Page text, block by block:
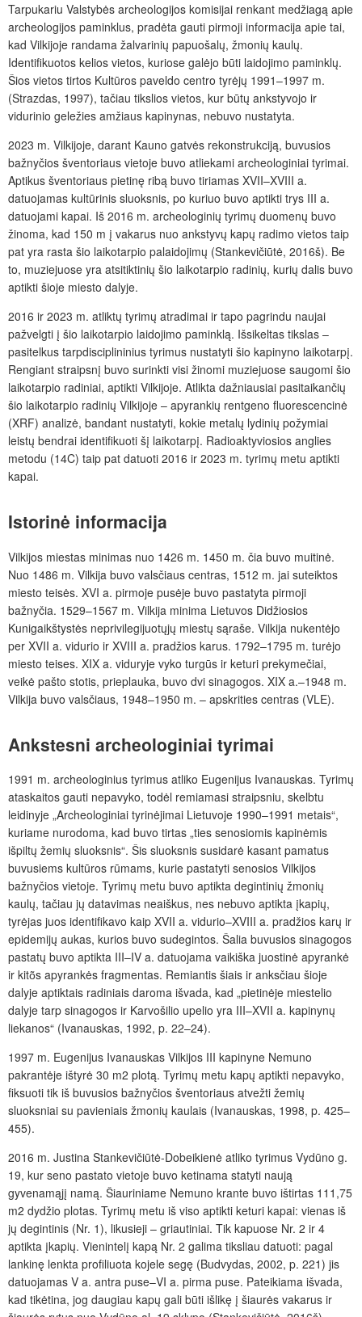
Tarpukariu Valstybės archeologijos komisijai renkant medžiagą apie
archeologijos paminklus, pradėta gauti pirmoji informacija apie tai,
kad Vilkijoje randama žalvarinių papuošalų, žmonių kaulų.
Identifikuotos kelios vietos, kuriose galėjo būti laidojimo paminklų.
Šios vietos tirtos Kultūros paveldo centro tyrėjų 1991–1997 m.
(Strazdas, 1997), tačiau tikslios vietos, kur būtų ankstyvojo ir
vidurinio geležies amžiaus kapinynas, nebuvo nustatyta.
2023 m. Vilkijoje, darant Kauno gatvės rekonstrukciją, buvusios
bažnyčios šventoriaus vietoje buvo atliekami archeologiniai tyrimai.
Aptikus šventoriaus pietinę ribą buvo tiriamas XVII–XVIII a.
datuojamas kultūrinis sluoksnis, po kuriuo buvo aptikti trys III a.
datuojami kapai. Iš 2016 m. archeologinių tyrimų duomenų buvo
žinoma, kad 150 m į vakarus nuo ankstyvų kapų radimo vietos taip
pat yra rasta šio laikotarpio palaidojimų (Stankevičiūtė, 2016š). Be
to, muziejuose yra atsitiktinių šio laikotarpio radinių, kurių dalis buvo
aptikti šioje miesto dalyje.
2016 ir 2023 m. atliktų tyrimų atradimai ir tapo pagrindu naujai
pažvelgti į šio laikotarpio laidojimo paminklą. Išsikeltas tikslas –
pasitelkus tarpdisciplininius tyrimus nustatyti šio kapinyno laikotarpį.
Rengiant straipsnį buvo surinkti visi žinomi muziejuose saugomi šio
laikotarpio radiniai, aptikti Vilkijoje. Atlikta dažniausiai pasitaikančių
šio laikotarpio radinių Vilkijoje – apyrankių rentgeno fluorescencinė
(XRF) analizė, bandant nustatyti, kokie metalų lydinių požymiai
leistų bendrai identifikuoti šį laikotarpį. Radioaktyviosios anglies
metodu (14C) taip pat datuoti 2016 ir 2023 m. tyrimų metu aptikti
kapai.
Istorinė informacija
Vilkijos miestas minimas nuo 1426 m. 1450 m. čia buvo muitinė.
Nuo 1486 m. Vilkija buvo valsčiaus centras, 1512 m. jai suteiktos
miesto teisės. XVI a. pirmoje pusėje buvo pastatyta pirmoji
bažnyčia. 1529–1567 m. Vilkija minima Lietuvos Didžiosios
Kunigaikštystės neprivilegijuotųjų miestų sąraše. Vilkija nukentėjo
per XVII a. vidurio ir XVIII a. pradžios karus. 1792–1795 m. turėjo
miesto teises. XIX a. viduryje vyko turgūs ir keturi prekymečiai,
veikė pašto stotis, prieplauka, buvo dvi sinagogos. XIX a.–1948 m.
Vilkija buvo valsčiaus, 1948–1950 m. – apskrities centras (VLE).
Ankstesni archeologiniai tyrimai
1991 m. archeologinius tyrimus atliko Eugenijus Ivanauskas. Tyrimų
ataskaitos gauti nepavyko, todėl remiamasi straipsniu, skelbtu
leidinyje „Archeologiniai tyrinėjimai Lietuvoje 1990–1991 metais“,
kuriame nurodoma, kad buvo tirtas „ties senosiomis kapinėmis
išpiltų žemių sluoksnis“. Šis sluoksnis susidarė kasant pamatus
buvusiems kultūros rūmams, kurie pastatyti senosios Vilkijos
bažnyčios vietoje. Tyrimų metu buvo aptikta degintinių žmonių
kaulų, tačiau jų datavimas neaiškus, nes nebuvo aptikta įkapių,
tyrėjas juos identifikavo kaip XVII a. vidurio–XVIII a. pradžios karų ir
epidemijų aukas, kurios buvo sudegintos. Šalia buvusios sinagogos
pastatų buvo aptikta III–IV a. datuojama vaikiška juostinė apyrankė
ir kito͂s apyrankės fragmentas. Remiantis šiais ir anksčiau šioje
dalyje aptiktais radiniais daroma išvada, kad „pietinėje miestelio
dalyje tarp sinagogos ir Karvošilio upelio yra III–XVII a. kapinynų
liekanos“ (Ivanauskas, 1992, p. 22–24).
1997 m. Eugenijus Ivanauskas Vilkijos III kapinyne Nemuno
pakrantėje ištyrė 30 m2 plotą. Tyrimų metu kapų aptikti nepavyko,
fiksuoti tik iš buvusios bažnyčios šventoriaus atvežti žemių
sluoksniai su pavieniais žmonių kaulais (Ivanauskas, 1998, p. 425–
455).
2016 m. Justina Stankevičiūtė-Dobeikienė atliko tyrimus Vydūno g.
19, kur seno pastato vietoje buvo ketinama statyti naują
gyvenamąjį namą. Šiauriniame Nemuno krante buvo ištirtas 111,75
m2 dydžio plotas. Tyrimų metu iš viso aptikti keturi kapai: vienas iš
jų degintinis (Nr. 1), likusieji – griautiniai. Tik kapuose Nr. 2 ir 4
aptikta įkapių. Vienintelį kapą Nr. 2 galima tiksliau datuoti: pagal
lankinę lenkta profiliuota kojele segę (Budvydas, 2002, p. 221) jis
datuojamas V a. antra puse–VI a. pirma puse. Pateikiama išvada,
kad tikėtina, jog daugiau kapų gali būti išlikę į šiaurės vakarus ir